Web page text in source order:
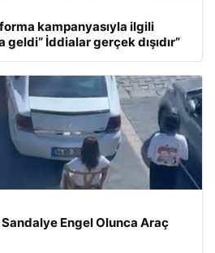
kampanyasıyla ilgili
İddialar gerçek dışıdır”
Engel Olunca Araç